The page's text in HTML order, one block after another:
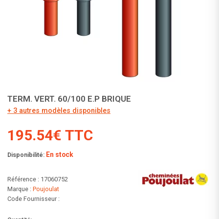
TERM. VERT. 60/100 E.P BRIQUE
+ 3 autres modèles disponibles
195.54€ TTC
Disponibilité: En stock
Référence : 17060752
Marque : Poujoulat
Code Fournisseur :